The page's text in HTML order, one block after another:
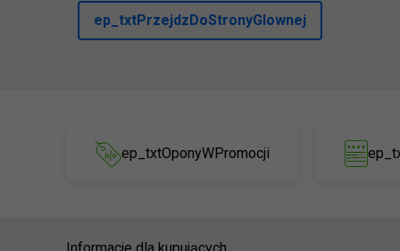
ep_txtPrzejdzDoStronyGlownej
ep_txtOponyWPromocji